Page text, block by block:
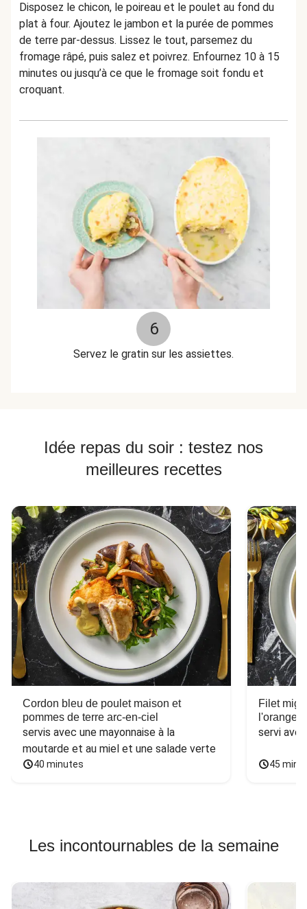
Disposez le chicon, le poireau et le poulet au fond du
plat à four. Ajoutez le jambon et la purée de pommes
de terre par-dessus. Lissez le tout, parsemez du
fromage râpé, puis salez et poivrez. Enfournez 10 à 15
minutes ou jusqu’à ce que le fromage soit fondu et
croquant.
6
Servez le gratin sur les assiettes.
Idée repas du soir : testez nos
meilleures recettes
Cordon bleu de poulet maison et
pommes de terre arc-en-ciel
servis avec une mayonnaise à la
moutarde et au miel et une salade verte
40 minutes
Filet
l'orange
servi
45
Les incontournables de la semaine